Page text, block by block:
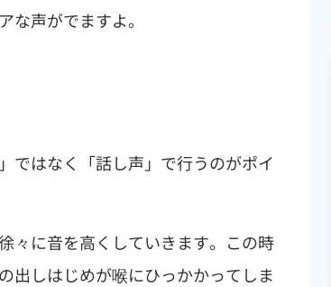
声がでますよ。
ではなく「話し声」で行うのがポイ
々に音を高くしていきます。この時
出しはじめが喉にひっかかってしま